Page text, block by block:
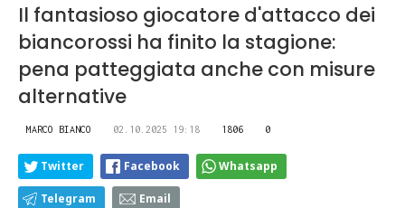
Il fantasioso giocatore d'attacco dei
biancorossi ha finito la stagione:
pena patteggiata anche con misure
alternative
MARCO BIANCO 02.10.2025 19:18 1806 0
Twitter Facebook Whatsapp
Telegram Email